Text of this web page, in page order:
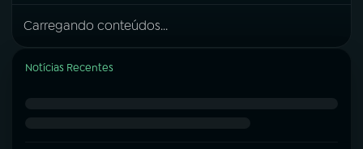
Carregando conteúdos...
Notícias Recentes